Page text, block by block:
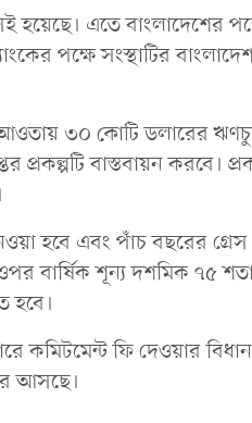
হয়েছে। এতে বাংলাদেশের
পক্ষে সংস্থাটির
৩০ কোটি ডলারের
বাস্তবায়ন করবে।
হবে এবং পাঁচ বছরের
বার্ষিক শূন্য দশমিক ৭৫
হবে।
কমিটমেন্ট ফি দেওয়ার
আসছে।